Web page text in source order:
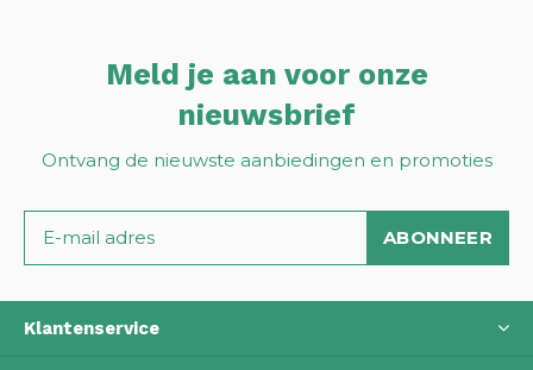
Meld je aan voor onze
nieuwsbrief
Ontvang de nieuwste aanbiedingen en promoties
ABONNEER
Klantenservice